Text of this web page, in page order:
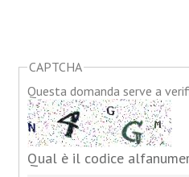
CAPTCHA
Questa domanda serve a
Qual è il codice